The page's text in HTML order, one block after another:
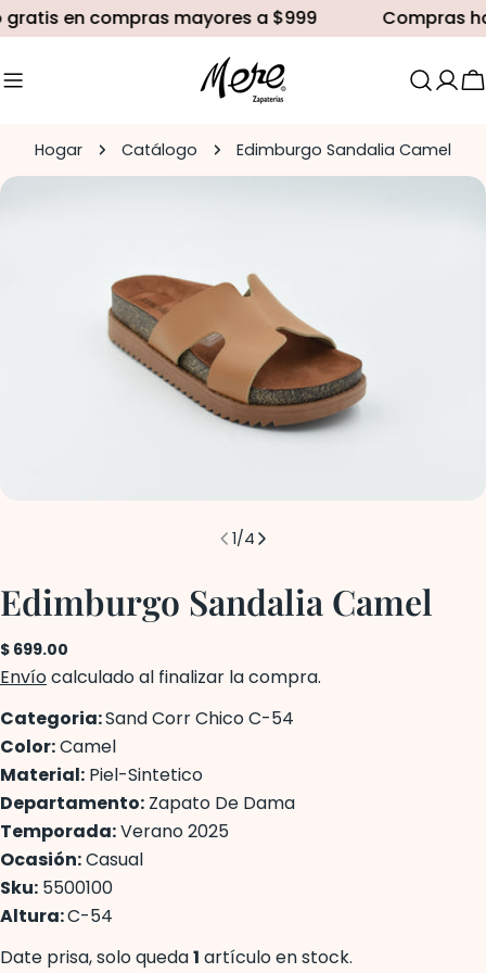
saltar
al
contenido
en compras mayores a $999 Compras
Hogar Catálogo Edimburgo Sandalia Camel
Saltar
medios 0 en modal
1/4
Edimburgo Sandalia Camel
Precio
regular
$ 699.00
Envíocalculado al finalizar la compra.
Categoria:Sand Corr Chico C-54
Color:Camel
Material: Piel-Sintetico
Departamento: Zapato De Dama
Temporada:Verano 2025
Ocasión:Casual
Sku: 5500100
Altura:C-54
Date prisa, solo queda1 artículo en stock.